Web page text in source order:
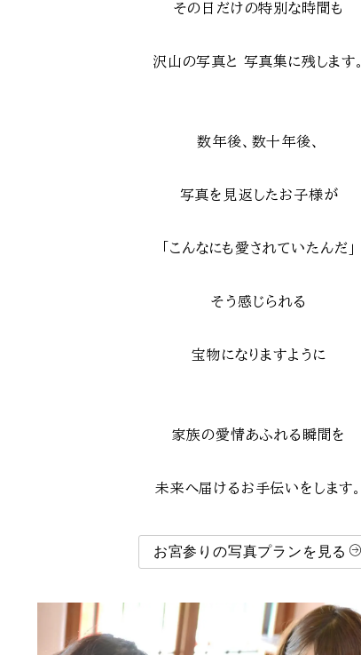
その日だけの特別な時間も
沢山の写真と 写真集に残します。
数年後、数十年後、
写真を見返したお子様が
「こんなにも愛されていたんだ」
そう感じられる
宝物になりますように
家族の愛情あふれる瞬間を
未来へ届けるお手伝いをします。
お宮参りの写真プランを見る